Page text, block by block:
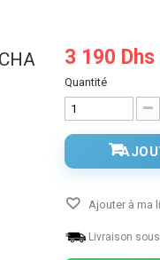
3 190 Dhs
Quantité
Ajouter à ma
Livraison